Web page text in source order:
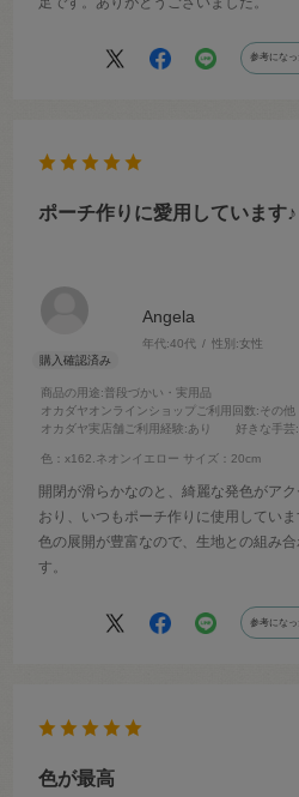
参考になっ
Angela
年代:40代 性別:女性
商品の用途:普段づかい・実用品
オカダヤオンラインショップご利用回数:その他
オカダヤ実店舗ご利用経験:あり 好きな手芸
色：x162.ネオンイエロー サイズ：20cm
ポーチ作りに愛用しています♪
開閉が滑らかなのと、綺麗な発色がア
おり、いつもポーチ作りに使用していま
色の展開が豊富なので、生地との組み
す。
参考になっ
色が最高